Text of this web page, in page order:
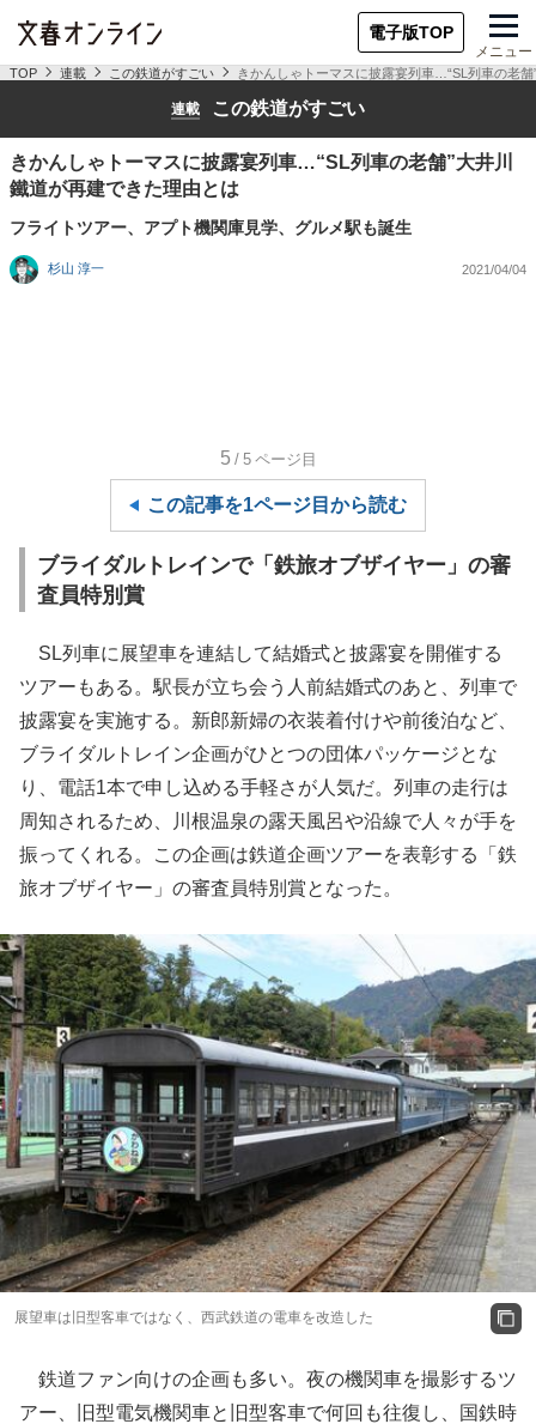
電子版TOP
メニュー
TOP 連載 この鉄道がすごい きかんしゃトーマスに披露宴列車…“SL列車の老
連載 この鉄道がすごい
きかんしゃトーマスに披露宴列車…“SL列車の老舗”大井川
鐵道が再建できた理由とは
フライトツアー、アプト機関庫見学、グルメ駅も誕生
杉山 淳一 2021/04/04
5 /5 ページ目
この記事を1ページ目から読む
ブライダルトレインで「鉄旅オブザイヤー」の審
査員特別賞
SL列車に展望車を連結して結婚式と披露宴を開催する
ツアーもある。駅長が立ち会う人前結婚式のあと、列車で
披露宴を実施する。新郎新婦の衣装着付けや前後泊など、
ブライダルトレイン企画がひとつの団体パッケージとな
り、電話1本で申し込める手軽さが人気だ。列車の走行は
周知されるため、川根温泉の露天風呂や沿線で人々が手を
振ってくれる。この企画は鉄道企画ツアーを表彰する「鉄
旅オブザイヤー」の審査員特別賞となった。
展望車は旧型客車ではなく、西武鉄道の電車を改造した
鉄道ファン向けの企画も多い。夜の機関車を撮影するツ
アー、旧型電気機関車と旧型客車で何回も往復し、国鉄時